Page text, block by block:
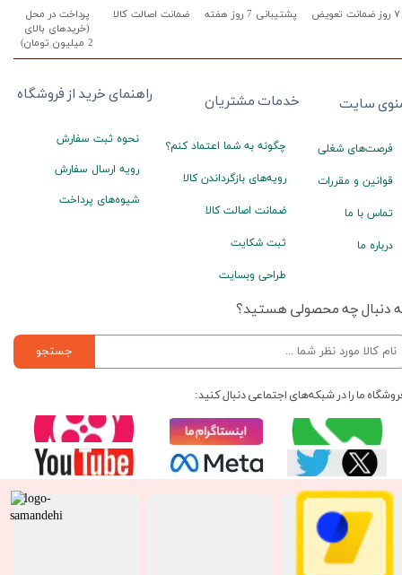
پشتیبانی 7 روز هفته
پرداخت در محل
(خریدهای بالای
2 میلیون تومان)
۷ روز ضمانت تعویض ضمانت اصالت کالا
راهنمای خرید از فروشگاه
نحوه ثبت سفارش
رویه ارسال سفارش
شیوه‌های پرداخت
خدمات مشتریان
چگونه به شما اعتماد کنم؟
رویه‌های بازگرداندن کالا
ضمانت اصالت کالا
ثبت شکایت
طراحی وبسایت
سایت
فرصت‌های شغلی
قوانین و مقررات
تماس با ما
درباره ما
دنبال چه محصولی هستید؟
جستجو
ما را در شبکه‌های اجتماعی دنبال کنید: